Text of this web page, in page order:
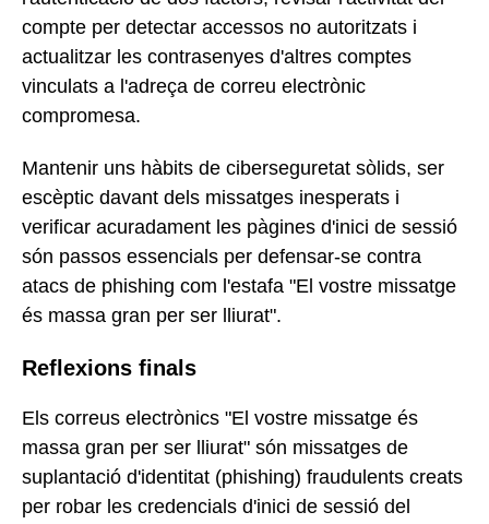
compte per detectar accessos no autoritzats i
actualitzar les contrasenyes d'altres comptes
vinculats a l'adreça de correu electrònic
compromesa.
Mantenir uns hàbits de ciberseguretat sòlids, ser
escèptic davant dels missatges inesperats i
verificar acuradament les pàgines d'inici de sessió
són passos essencials per defensar-se contra
atacs de phishing com l'estafa "El vostre missatge
és massa gran per ser lliurat".
Reflexions finals
Els correus electrònics "El vostre missatge és
massa gran per ser lliurat" són missatges de
suplantació d'identitat (phishing) fraudulents creats
per robar les credencials d'inici de sessió del